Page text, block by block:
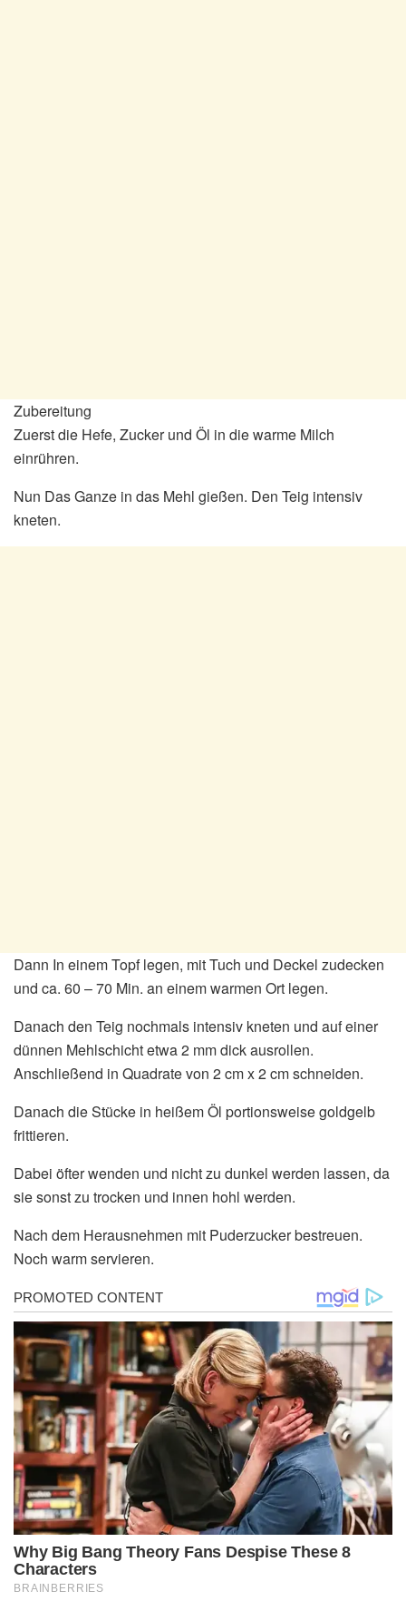
Zubereitung
Zuerst die Hefe, Zucker und Öl in die warme Milch
einrühren.
Nun Das Ganze in das Mehl gießen. Den Teig intensiv
kneten.
Dann In einem Topf legen, mit Tuch und Deckel zudecken
und ca. 60 – 70 Min. an einem warmen Ort legen.
Danach den Teig nochmals intensiv kneten und auf einer
dünnen Mehlschicht etwa 2 mm dick ausrollen.
Anschließend in Quadrate von 2 cm x 2 cm schneiden.
Danach die Stücke in heißem Öl portionsweise goldgelb
frittieren.
Dabei öfter wenden und nicht zu dunkel werden lassen, da
sie sonst zu trocken und innen hohl werden.
Nach dem Herausnehmen mit Puderzucker bestreuen.
Noch warm servieren.